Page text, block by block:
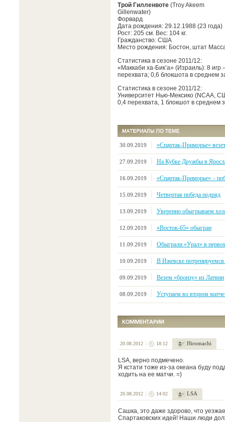
Трой Гилленвоте(Troy Akeem
Gillenwater)
Форвард
Дата рождения: 29.12.1988 (23 года)
Рост: 205 см. Вес: 104 кг.
Гражданство: США
Место рождения: Бостон, штат
Статистика в сезоне 2011/12:
«Маккаби ха-Бик’а» (Израиль): 8
перехвата; 0,6 блокшота в среднем
Статистика в сезоне 2011/12:
Университет Нью-Мексико (NCAA,
0,4 перехвата, 1 блокшот в среднем
30.09.2019 «Спартак-Приморье»
27.09.2019 На Кубке Дружбы в
16.09.2019 «Спартак-Приморье» –
15.09.2019 Четвертая победа подряд
13.09.2019 Уверенно обыгрываем
12.09.2019 «Восток-65» обыгран
11.09.2019 Обыграли «Урал» в
10.09.2019 В Ижевске
09.09.2019 Везем «бронзу» из Латвии
08.09.2019 Уступаем во втором
20.08.2012 18:12 Hiromachi
LSA, верно подмечено.
Я кстати тоже из-за океана буду
ходить на ее матчи. =)
20.08.2012 14:02 LSA
Сашка, это даже здорово, что
Спартаковских идей! Наши люди